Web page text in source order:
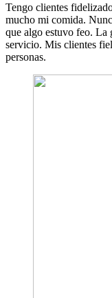
Tengo clientes
mucho mi comida.
que algo estuvo feo. La
servicio. Mis clientes
personas.